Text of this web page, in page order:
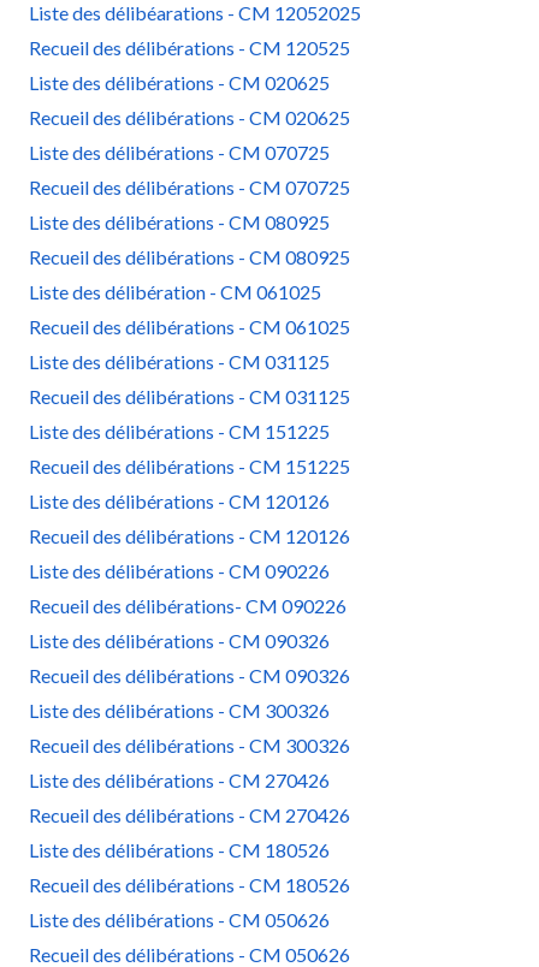
Liste des délibéarations - CM 12052025
Recueil des délibérations - CM 120525
Liste des délibérations - CM 020625
Recueil des délibérations - CM 020625
Liste des délibérations - CM 070725
Recueil des délibérations - CM 070725
Liste des délibérations - CM 080925
Recueil des délibérations - CM 080925
Liste des délibération - CM 061025
Recueil des délibérations - CM 061025
Liste des délibérations - CM 031125
Recueil des délibérations - CM 031125
Liste des délibérations - CM 151225
Recueil des délibérations - CM 151225
Liste des délibérations - CM 120126
Recueil des délibérations - CM 120126
Liste des délibérations - CM 090226
Recueil des délibérations- CM 090226
Liste des délibérations - CM 090326
Recueil des délibérations - CM 090326
Liste des délibérations - CM 300326
Recueil des délibérations - CM 300326
Liste des délibérations - CM 270426
Recueil des délibérations - CM 270426
Liste des délibérations - CM 180526
Recueil des délibérations - CM 180526
Liste des délibérations - CM 050626
Recueil des délibérations - CM 050626